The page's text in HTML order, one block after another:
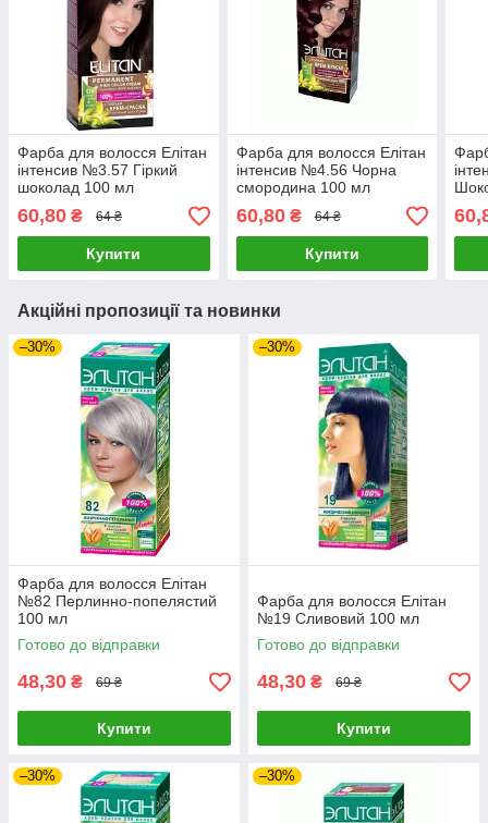
Фарба для волосся Елітан
інтенсив №3.57 Гіркий
шоколад 100 мл
60,80 ₴ 64 ₴
Купити
Фарба для волосся Елітан
інтенсив №4.56 Чорна
смородина 100 мл
60,80₴ 64 ₴
Купити
Акційні пропозиції та новинки
–30%
Фарба для волосся Елітан
№82 Перлинно-попелястий
100 мл
Готово до відправки
48,30 ₴ 69 ₴
Купити
–30%
Фарба для волосся Елітан
№19 Сливовий 100 мл
Готово до відправки
48,30 ₴ 69 ₴
Купити
–30% –30%